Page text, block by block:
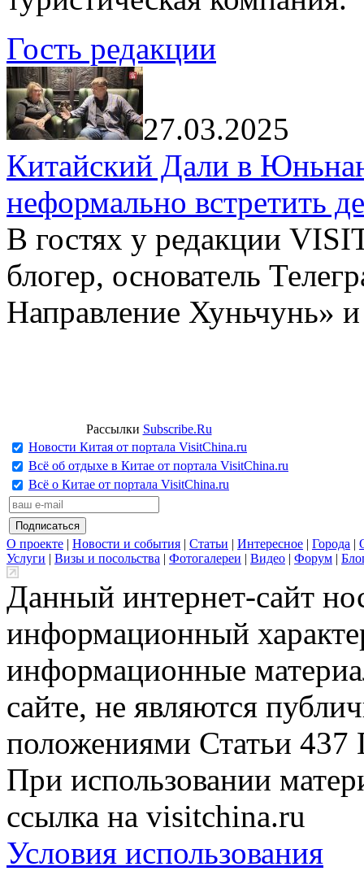
Гость редакции
27.03.2025
Китайский Дали в
неформально встретить
В гостях у редакции
блогер, основатель
Направление Хуньчунь»
Рассылки Subscribe.Ru
Новости Китая от портала VisitChina.ru
Всё об отдыхе в Китае от портала VisitChina.ru
Всё о Китае от портала VisitChina.ru
О проекте | Новости и события | Статьи | Интересное | Города |
Услуги | Визы и посольства | Фотогалереи | Видео | Форум |
Данный интернет-сайт
информационный
информационные
сайте, не являются
положениями Статьи 437
При использовании
ссылка на visitchina.ru
Условия использования